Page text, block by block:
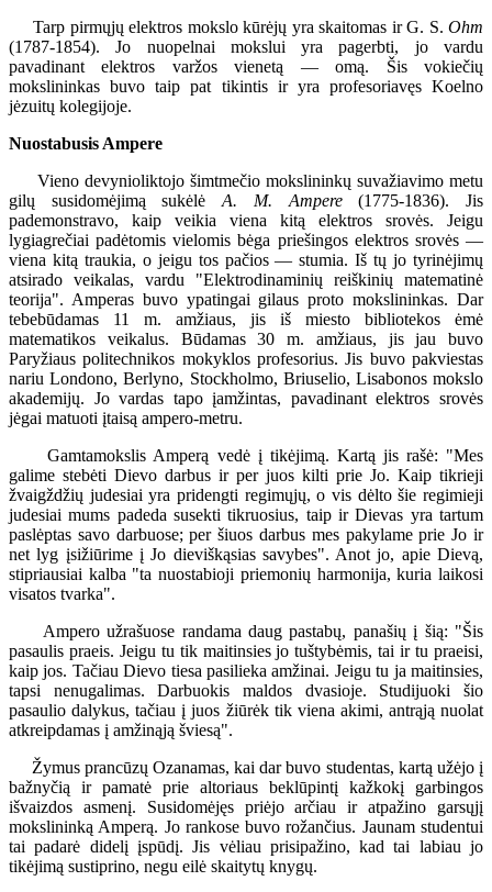
Tarp pirmųjų elektros mokslo kūrėjų yra skaitomas ir G. S. Ohm
(1787-1854). Jo nuopelnai mokslui yra pagerbti, jo vardu
pavadinant elektros varžos vienetą — omą. Šis vokiečių
mokslininkas buvo taip pat tikintis ir yra profesoriavęs Koelno
jėzuitų kolegijoje.
Nuostabusis Ampere
Vieno devynioliktojo šimtmečio mokslininkų suvažiavimo metu
gilų susidomėjimą sukėlėA. M. Ampere(1775-1836). Jis
pademonstravo, kaip veikia viena kitą elektros srovės. Jeigu
lygiagrečiai padėtomis vielomis bėga priešingos elektros srovės —
viena kitą traukia, o jeigu tos pačios — stumia. Iš tų jo tyrinėjimų
atsirado veikalas, vardu "Elektrodinaminių reiškinių matematinė
teorija". Amperas buvo ypatingai gilaus proto mokslininkas. Dar
tebebūdamas 11 m. amžiaus, jis iš miesto bibliotekos ėmė
matematikos veikalus. Būdamas 30 m. amžiaus, jis jau buvo
Paryžiaus politechnikos mokyklos profesorius. Jis buvo pakviestas
nariu Londono, Berlyno, Stockholmo, Briuselio, Lisabonos mokslo
akademijų. Jo vardas tapo įamžintas, pavadinant elektros srovės
jėgai matuoti įtaisą ampero-metru.
Gamtamokslis Amperą vedė į tikėjimą. Kartą jis rašė: "Mes
galime stebėti Dievo darbus ir per juos kilti prie Jo. Kaip tikrieji
žvaigždžių judesiai yra pridengti regimųjų, o vis dėlto šie regimieji
judesiai mums padeda susekti tikruosius, taip ir Dievas yra tartum
paslėptas savo darbuose; per šiuos darbus mes pakylame prie Jo ir
net lyg įsižiūrime į Jo dieviškąsias savybes". Anot jo, apie Dievą,
stipriausiai kalba "ta nuostabioji priemonių harmonija, kuria laikosi
visatos tvarka".
Ampero užrašuose randama daug pastabų, panašių į šią: "Šis
pasaulis praeis. Jeigu tu tik maitinsies jo tuštybėmis, tai ir tu praeisi,
kaip jos. Tačiau Dievo tiesa pasilieka amžinai. Jeigu tu ja maitinsies,
tapsi nenugalimas. Darbuokis maldos dvasioje. Studijuoki šio
pasaulio dalykus, tačiau į juos žiūrėk tik viena akimi, antrąją nuolat
atkreipdamas į amžinąją šviesą".
Žymus prancūzų Ozanamas, kai dar buvo studentas, kartą užėjo į
bažnyčią ir pamatė prie altoriaus beklūpintį kažkokį garbingos
išvaizdos asmenį. Susidomėjęs priėjo arčiau ir atpažino garsųjį
mokslininką Amperą. Jo rankose buvo rožančius. Jaunam studentui
tai padarė didelį įspūdį. Jis vėliau prisipažino, kad tai labiau jo
tikėjimą sustiprino, negu eilė skaitytų knygų.